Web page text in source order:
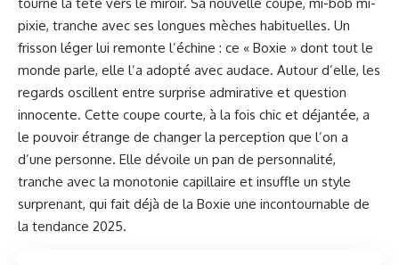
pixie, tranche avec ses longues mèches habituelles. Un
frisson léger lui remonte l’échine : ce « Boxie » dont tout le
monde parle, elle l’a adopté avec audace. Autour d’elle, les
regards oscillent entre surprise admirative et question
innocente. Cette coupe courte, à la fois chic et déjantée, a
le pouvoir étrange de changer la perception que l’on a
d’une personne. Elle dévoile un pan de personnalité,
tranche avec la monotonie capillaire et insuffle un style
surprenant, qui fait déjà de la Boxie une incontournable de
la tendance 2025.